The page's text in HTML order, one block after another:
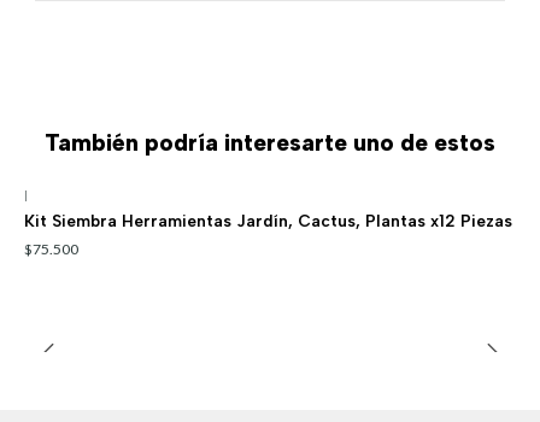
También podría interesarte uno de estos
|
Kit Siembra Herramientas Jardín, Cactus, Plantas x12 Piezas
$75.500